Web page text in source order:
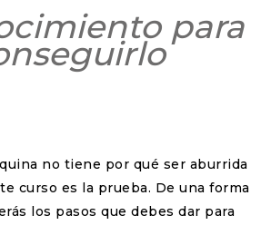
para
no tiene por qué ser aburrida
curso es la prueba. De una forma
los pasos que debes dar para